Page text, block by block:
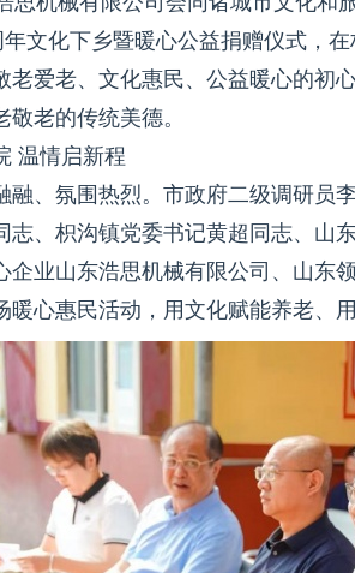
文化下乡暨暖心公益捐赠仪式，
老爱老、文化惠民、公益暖心的初
老的传统美德。
温情启新程
融、氛围热烈。市政府二级调研员
志、枳沟镇党委书记黄超同志、山
企业山东浩思机械有限公司、山东
暖心惠民活动，用文化赋能养老、